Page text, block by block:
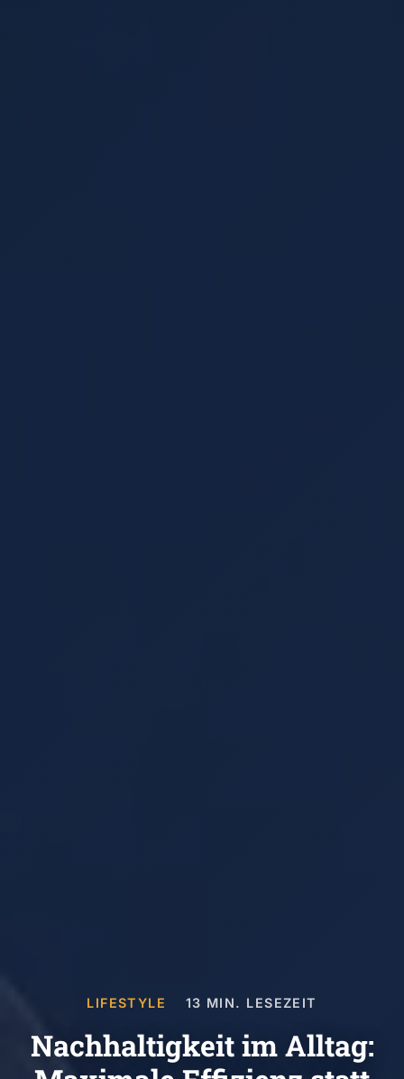
LIFESTYLE 13 MIN. LESEZEIT
Nachhaltigkeit im Alltag: